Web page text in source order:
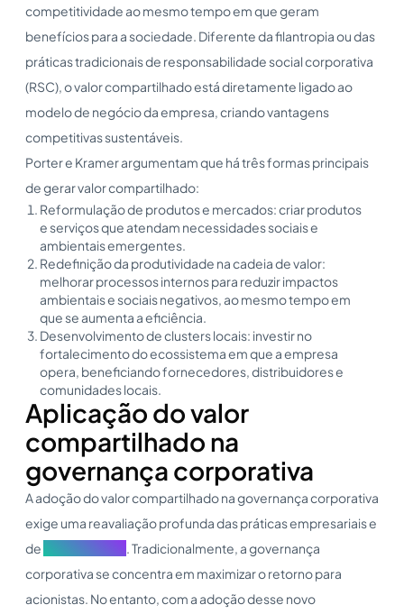
competitividade ao mesmo tempo em que geram
benefícios para a sociedade. Diferente da filantropia ou das
práticas tradicionais de responsabilidade social corporativa
(RSC), o valor compartilhado está diretamente ligado ao
modelo de negócio da empresa, criando vantagens
competitivas sustentáveis.
Porter e Kramer argumentam que há três formas principais
de gerar valor compartilhado:
Reformulação de produtos e mercados: criar produtos
e serviços que atendam necessidades sociais e
ambientais emergentes.
Redefinição da produtividade na cadeia de valor:
melhorar processos internos para reduzir impactos
ambientais e sociais negativos, ao mesmo tempo em
que se aumenta a eficiência.
Desenvolvimento de clusters locais: investir no
fortalecimento do ecossistema em que a empresa
opera, beneficiando fornecedores, distribuidores e
comunidades locais.
Aplicação do valor
compartilhado na
governança corporativa
A adoção do valor compartilhado na governança corporativa
exige uma reavaliação profunda das práticas empresariais e
de
. Tradicionalmente, a governança
corporativa se concentra em maximizar o retorno para
acionistas. No entanto, com a adoção desse novo